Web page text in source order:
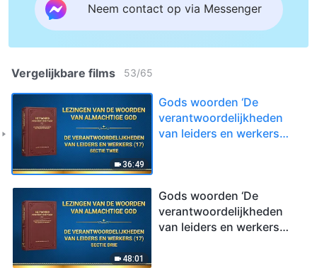
Neem contact op via Messenger
Vergelijkbare films 53/65
36:49
Gods woorden ‘De
verantwoordelijkheden
van leiders en werkers
48:01
Gods woorden ‘De
verantwoordelijkheden
van leiders en werkers